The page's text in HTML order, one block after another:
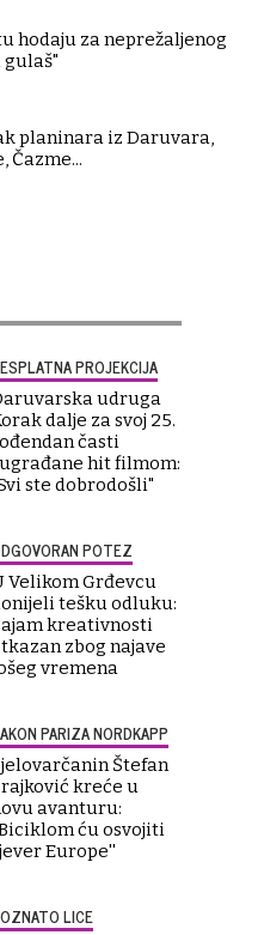
hodaju za neprežaljenog
gulaš"
planinara iz Daruvara,
Čazme...
PROJEKCIJA
udruga
dalje za svoj 25.
časti
hit filmom:
ste dobrodošli"
POTEZ
Velikom Grđevcu
tešku odluku:
kreativnosti
zbog najave
vremena
PARIZA NORDKAPP
Štefan
kreće u
avanturu:
ću osvojiti
Europe''
LICE